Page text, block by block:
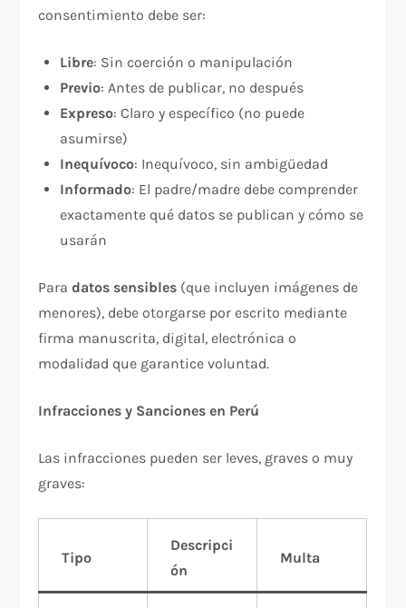
consentimiento debe ser:​
Libre: Sin coerción o manipulación
Previo: Antes de publicar, no después
Expreso: Claro y específico (no puede
asumirse)
Inequívoco: Inequívoco, sin ambigüedad
Informado: El padre/madre debe comprender
exactamente qué datos se publican y cómo se
usarán
Paradatos sensibles (que incluyen imágenes de
menores), debe otorgarse por escrito mediante
firma manuscrita, digital, electrónica o
modalidad que garantice voluntad.​
Infracciones y Sanciones en Perú
Las infracciones pueden ser leves, graves o muy
graves:​
Tipo
Descripci
ón
Multa